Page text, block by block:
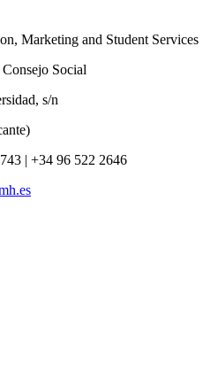
Marketing and Student Services
Social
s/n
| +34 96 522 2646